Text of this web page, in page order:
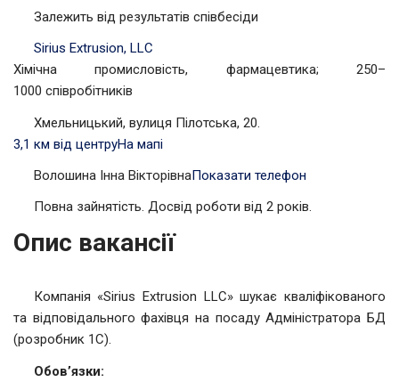
Залежить від результатів співбесіди
Sirius Extrusion, LLC
Хімічна промисловість, фармацевтика; 250–
1000 співробітників
Хмельницький, вулиця Пілотська, 20.
3,1 км від центруНа мапі
Волошина Інна ВікторівнаПоказати телефон
Повна зайнятість. Досвід роботи від 2 років.
Опис вакансії
Компанія «Sirius Extrusion LLC» шукає кваліфікованого
та відповідального фахівця на посаду Адміністратора БД
(розробник 1С).
Обов’язки: